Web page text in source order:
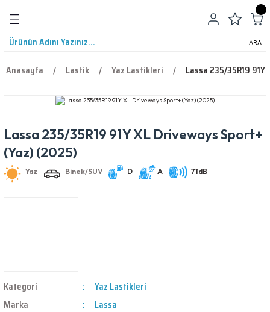
ARA
Anasayfa Lastik Yaz Lastikleri Lassa 235/35R19
Lassa 235/35R19 91Y XL Driveways Sport+
(Yaz) (2025)
Kategori
Yaz Lastikleri
Marka
Lassa